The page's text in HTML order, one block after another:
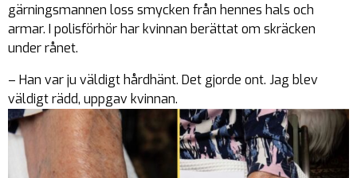
gärningsmannen loss smycken från hennes hals och
armar. I polisförhör har kvinnan berättat om skräcken
under rånet.
– Han var ju väldigt hårdhänt. Det gjorde ont. Jag blev
väldigt rädd, uppgav kvinnan.